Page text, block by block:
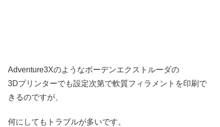
Adventure3Xのようなボーデンエクストルーダの
3Dプリンターでも設定次第で軟質フィラメントを印刷で
きるのですが、
何にしてもトラブルが多いです。